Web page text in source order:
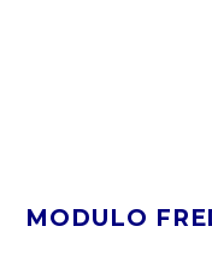
MODULO